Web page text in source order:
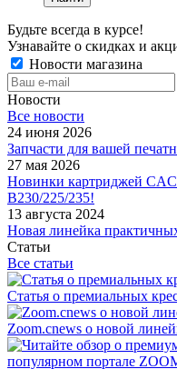
Будьте всегда в курсе!
Узнавайте о скидках и
Новости магазина
Новости
Все новости
24 июня 2026
Запчасти для вашей
27 мая 2026
Новинки картриджей
B230/225/235!
13 августа 2024
Новая линейка
Статьи
Все статьи
Статья о премиальных
Zoom.cnews о новой